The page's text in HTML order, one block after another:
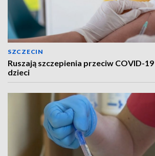
SZCZECIN
Ruszają szczepienia przeciw COVID-
dzieci